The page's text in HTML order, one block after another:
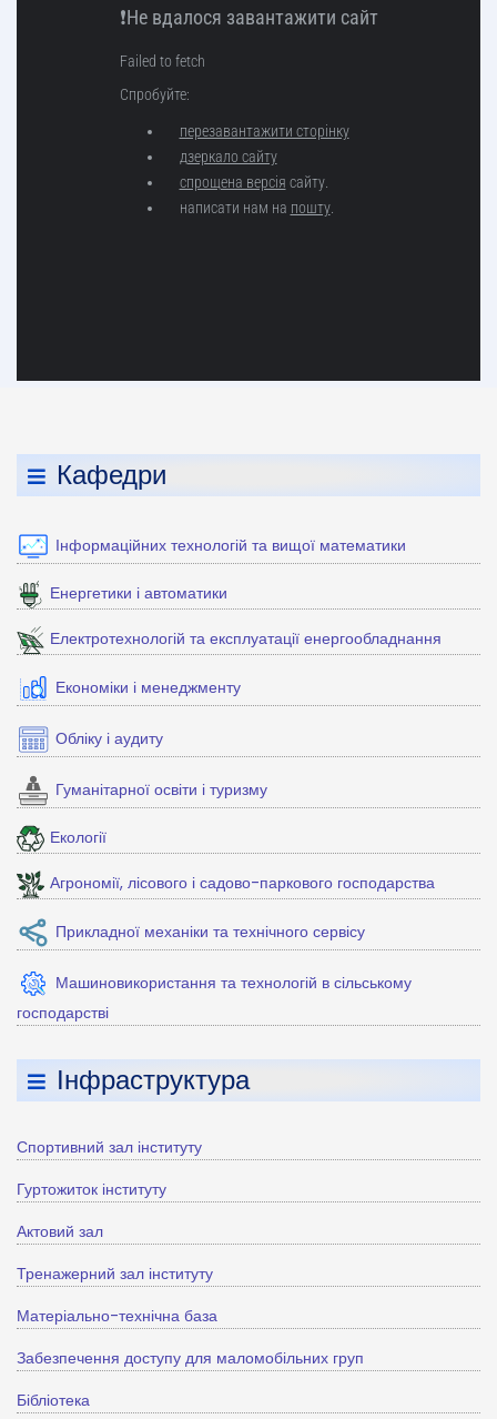
Кафедри
Інформаційних технологій та вищої математики
Енергетики і автоматики
Електротехнологій та експлуатації енергообладнання
Економіки і менеджменту
Обліку і аудиту
Гуманітарної освіти і туризму
Екології
Агрономії, лісового і садово-паркового господарства
Прикладної механіки та технічного сервісу
Машиновикористання та технологій в сільському
господарстві
Інфраструктура
Спортивний зал інституту
Гуртожиток інституту
Актовий зал
Тренажерний зал інституту
Матеріально-технічна база
Забезпечення доступу для маломобільних груп
Бібліотека